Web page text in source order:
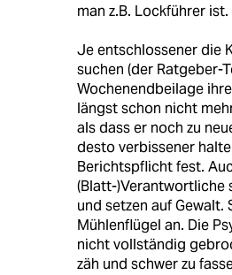
man z.B. Lockführer ist.
Je entschlossener die
suchen (der Ratgeber-
Wochenendbeilage
längst schon nicht
als dass er noch zu
desto verbissener
Berichtspflicht fest.
(Blatt-)Verantwortliche
und setzen auf Gewalt.
Mühlenflügel an. Die
nicht vollständig
zäh und schwer zu